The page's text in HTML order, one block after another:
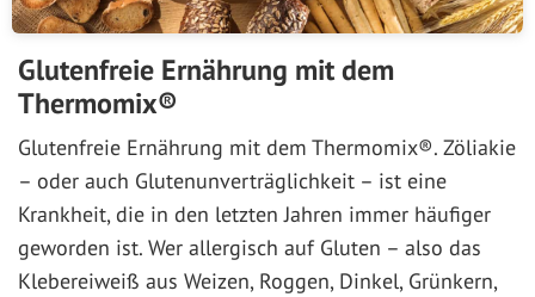
Glutenfreie Ernährung mit dem
Thermomix®
Glutenfreie Ernährung mit dem Thermomix®. Zöliakie
– oder auch Glutenunverträglichkeit – ist eine
Krankheit, die in den letzten Jahren immer häufiger
geworden ist. Wer allergisch auf Gluten – also das
Klebereiweiß aus Weizen, Roggen, Dinkel, Grünkern,